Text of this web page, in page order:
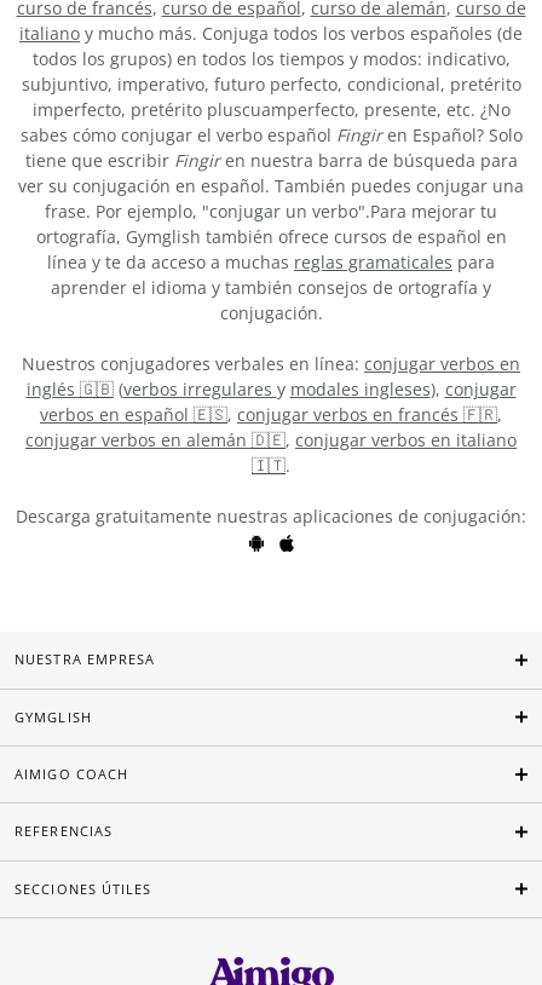
curso de francés, curso de español, curso de alemán, curso de
italiano y mucho más. Conjuga todos los verbos españoles (de
todos los grupos) en todos los tiempos y modos: indicativo,
subjuntivo, imperativo, futuro perfecto, condicional, pretérito
imperfecto, pretérito pluscuamperfecto, presente, etc. ¿No
sabes cómo conjugar el verbo español Fingiren Español? Solo
tiene que escribir Fingiren nuestra barra de búsqueda para
ver su conjugación en español. También puedes conjugar una
frase. Por ejemplo, "conjugar un verbo".Para mejorar tu
ortografía, Gymglish también ofrece cursos de español en
línea y te da acceso a muchas reglas gramaticales para
aprender el idioma y también consejos de ortografía y
conjugación.
Nuestros conjugadores verbales en línea: conjugar verbos en
inglés 🇬🇧(verbos irregulares y modales ingleses), conjugar
verbos en español 🇪🇸, conjugar verbos en francés 🇫🇷,
conjugar verbos en alemán 🇩🇪, conjugar verbos en italiano
🇮🇹.
Descarga gratuitamente nuestras aplicaciones de conjugación:
NUESTRA EMPRESA
GYMGLISH
AIMIGO COACH
REFERENCIAS
SECCIONES ÚTILES